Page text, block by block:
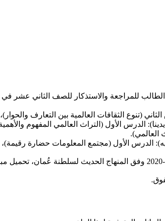
للمراجعة والاستذكار للصف الثاني عشر
(تنوع الثقافات العالمية بين التعارف
الدرس الأول (التراث العالمي المفهوم
العالمي).
الدرس الأول (مجتمع المعلومات حضارة رقيمة)،